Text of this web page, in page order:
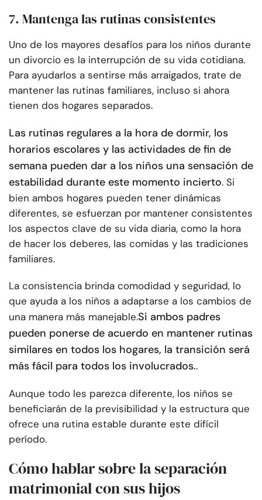
7. Mantenga las rutinas consistentes
Uno de los mayores desafíos para los niños durante
un divorcio es la interrupción de su vida cotidiana.
Para ayudarlos a sentirse más arraigados, trate de
mantener las rutinas familiares, incluso si ahora
tienen dos hogares separados.
Las rutinas regulares a la hora de dormir, los
horarios escolares y las actividades de fin de
semana pueden dar a los niños una sensación de
estabilidad durante este momento incierto. Si
bien ambos hogares pueden tener dinámicas
diferentes, se esfuerzan por mantener consistentes
los aspectos clave de su vida diaria, como la hora
de hacer los deberes, las comidas y las tradiciones
familiares.
La consistencia brinda comodidad y seguridad, lo
que ayuda a los niños a adaptarse a los cambios de
una manera más manejable.Si ambos padres
pueden ponerse de acuerdo en mantener rutinas
similares en todos los hogares, la transición será
más fácil para todos los involucrados..
Aunque todo les parezca diferente, los niños se
beneficiarán de la previsibilidad y la estructura que
ofrece una rutina estable durante este difícil
período.
Cómo hablar sobre la separación
matrimonial con sus hijos